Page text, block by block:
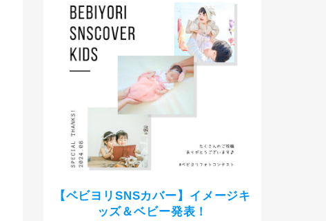
【ベビヨリSNSカバー】イメージキ
ッズ＆ベビー発表！